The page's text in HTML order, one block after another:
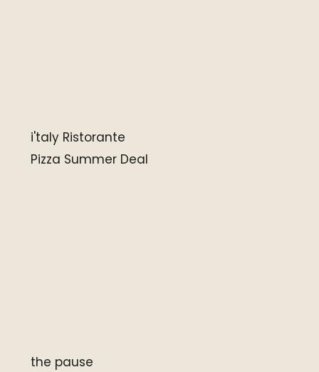
i'taly Ristorante
Pizza Summer Deal
the pause